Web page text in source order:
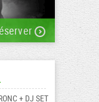
+ DJ SET